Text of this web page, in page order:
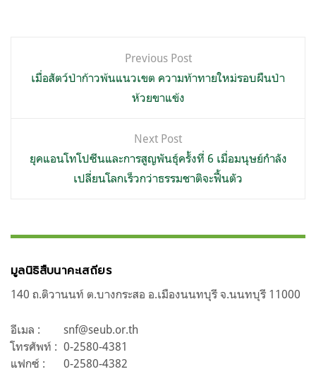
เรื่อง
Previous Post
เมื่อสัตว์ป่าก้าวพ้นแนวเขต ความท้าทายใหม่รอบผืนป่า
ห้วยขาแข้ง
Next Post
ยุคแอนโทโปซีนและการสูญพันธุ์ครั้งที่ 6 เมื่อมนุษย์กำลัง
เปลี่ยนโลกเร็วกว่าธรรมชาติจะฟื้นตัว
มูลนิธิสืบนาคะเสถียร
140 ถ.ติวานนท์ ต.บางกระสอ อ.เมืองนนทบุรี จ.นนทบุรี 11000
อีเมล :
snf@seub.or.th
โทรศัพท์ : 0-2580-4381
แฟกซ์ :
0-2580-4382